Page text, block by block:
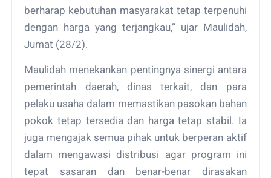
berharap kebutuhan masyarakat tetap terpenuhi
dengan harga yang terjangkau,” ujar Maulidah,
Jumat (28/2).
Maulidah menekankan pentingnya sinergi antara
pemerintah daerah, dinas terkait, dan para
pelaku usaha dalam memastikan pasokan bahan
pokok tetap tersedia dan harga tetap stabil. Ia
juga mengajak semua pihak untuk berperan aktif
dalam mengawasi distribusi agar program ini
tepat sasaran dan benar-benar dirasakan